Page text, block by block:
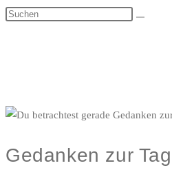
umschalten
Gedanken zur